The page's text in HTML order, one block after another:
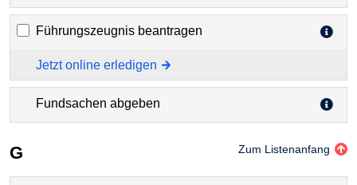
Führungszeugnis beantragen
Jetzt online erledigen
Fundsachen abgeben
G Zum Listenanfang